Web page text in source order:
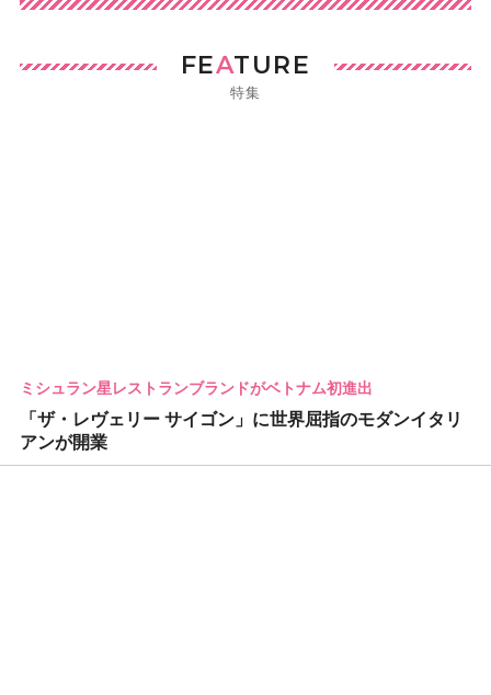
FEATURE
特集
ミシュラン星レストランブランドがベトナム初進出
「ザ・レヴェリー サイゴン」に世界屈指のモダンイタリ
アンが開業